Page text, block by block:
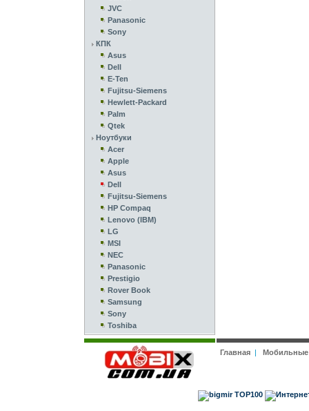
JVC
Panasonic
Sony
КПК
Asus
Dell
E-Ten
Fujitsu-Siemens
Hewlett-Packard
Palm
Qtek
Ноутбуки
Acer
Apple
Asus
Dell
Fujitsu-Siemens
HP Compaq
Lenovo (IBM)
LG
MSI
NEC
Panasonic
Prestigio
Rover Book
Samsung
Sony
Toshiba
Главная|